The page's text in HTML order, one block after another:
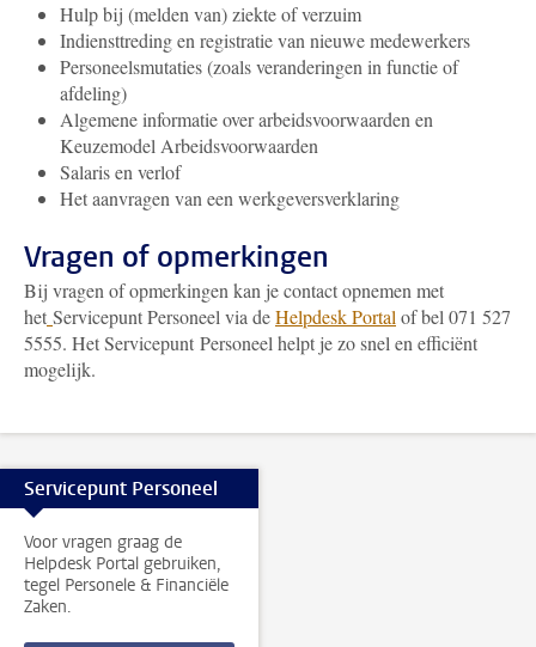
Hulp bij (melden van) ziekte of verzuim
Indiensttreding en registratie van nieuwe medewerkers
Personeelsmutaties (zoals veranderingen in functie of
afdeling)
Algemene informatie over arbeidsvoorwaarden en
Keuzemodel Arbeidsvoorwaarden
Salaris en verlof
Het aanvragen van een werkgeversverklaring
Vragen of opmerkingen
Bij vragen of opmerkingen kan je contact opnemen met
het Servicepunt Personeel via deHelpdesk Portal of bel 071 527
5555. Het Servicepunt Personeel helpt je zo snel en efficiënt
mogelijk.
Servicepunt Personeel
Voor vragen graag de
Helpdesk Portal gebruiken,
tegel Personele & Financiële
Zaken.